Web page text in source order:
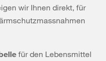
wir Ihnen direkt, für
für den Lebensmittel